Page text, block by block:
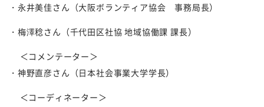
・永井美佳さん（大阪ボランティア協会 事務局長）
・梅澤稔さん（千代田区社協 地域協働課 課長）
＜コメンテーター＞
・神野直彦さん（日本社会事業大学学長）
＜コーディネーター＞